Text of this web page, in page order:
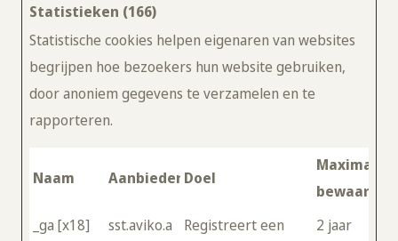
Statistieken (166)
Statistische cookies helpen eigenaren van websites
begrijpen hoe bezoekers hun website gebruiken,
door anoniem gegevens te verzamelen en te
rapporteren.
Naam Aanbieder Doel
Maximale
_ga [x18]
sst.aviko.a
Registreert een
2 jaar